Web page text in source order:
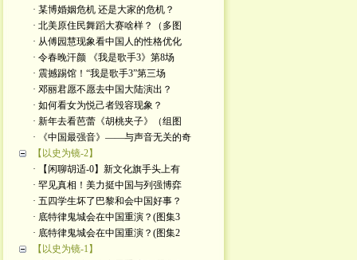
· 某博婚姻危机 还是大家的危机？
· 北美原住民舞蹈大赛啥样？（多图
· 从傅园慧现象看中国人的性格优化
· 令春晚汗颜 《我是歌手3》第8场
· 震撼踢馆！“我是歌手3”第三场
· 邓丽君愿不愿去中国大陆演出？
· 如何看女为悦己者毁容现象？
· 新年去看芭蕾《胡桃夹子》（组图
· 《中国最强音》——与声音无关的奇
【以史为镜-2】
· 【闲聊胡适-0】新文化旗手头上有
· 罕见真相！美力挺中国与列强博弈
· 五四学生坏了巴黎和会中国好事？
· 底特律鬼城会在中国重演？(图集3
· 底特律鬼城会在中国重演？(图集2
【以史为镜-1】